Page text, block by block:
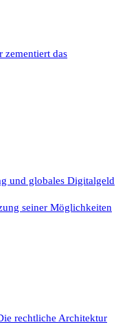
zementiert das
und globales Digitalgeld
seiner Möglichkeiten
rechtliche Architektur